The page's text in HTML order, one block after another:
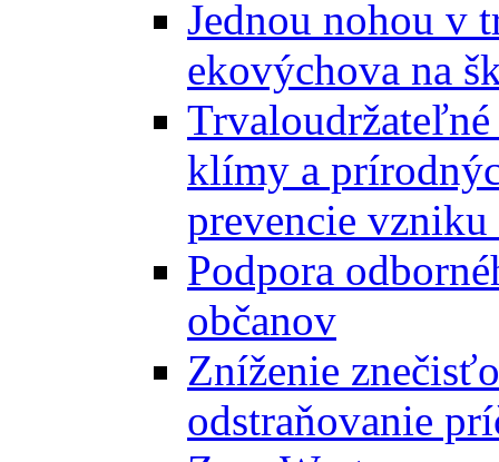
Jednou nohou v
ekovýchova na
klímy a
prevencie vzniku
Podpora
občanov
Zníženie
odstraňovanie